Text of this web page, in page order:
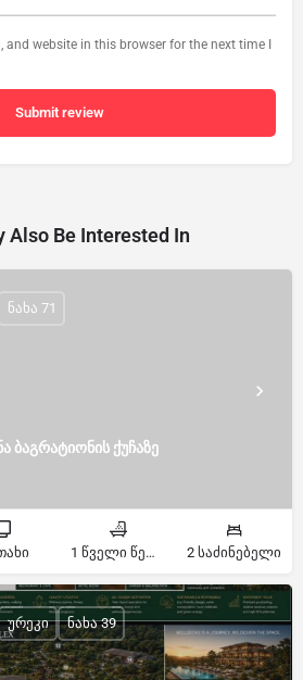
and website in this browser for the next time I
Submit review
Also Be Interested In
ბაგრატიონის ქუჩაზე
ნახა 71
1 წველი წერტილი 2 საძინებელი
ურეკი ნახა 39